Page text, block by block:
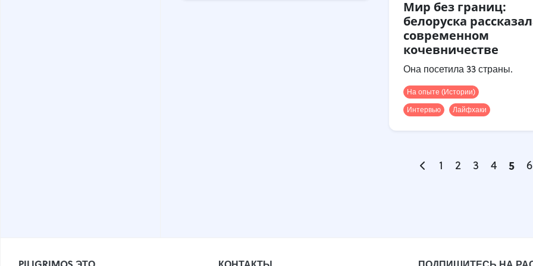
Мир без границ:
белоруска
современном
кочевничестве
Она посетила 33 страны.
На опыте (Истории)
Интервью
Лайфхаки
1 2 3 4 5 6